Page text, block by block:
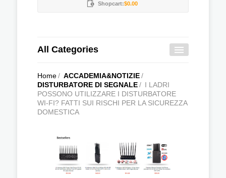
Shopcart:$0.00
All Categories
Home/ ACCADEMIA&NOTIZIE/
DISTURBATORE DI SEGNALE/ I LADRI
POSSONO UTILIZZARE I DISTURBATORE
WI-FI? FATTI SUI RISCHI PER LA SICUREZZA
DOMESTICA